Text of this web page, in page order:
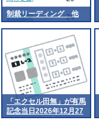
制裁リーディング 他
「エクセル田無」が有馬
記念当日2026年12月27
日をもって営業終了